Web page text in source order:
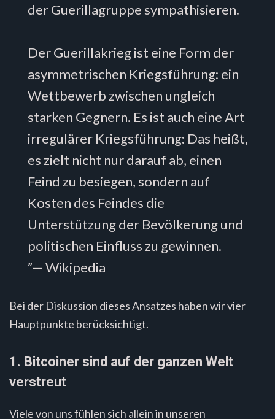
der Guerillagruppe sympathisieren.
Der Guerillakrieg ist eine Form der
asymmetrischen Kriegsführung: ein
Wettbewerb zwischen ungleich
starken Gegnern. Es ist auch eine Art
irregulärer Kriegsführung: Das heißt,
es zielt nicht nur darauf ab, einen
Feind zu besiegen, sondern auf
Kosten des Feindes die
Unterstützung der Bevölkerung und
politischen Einfluss zu gewinnen.
”— Wikipedia
Bei der Diskussion dieses Ansatzes haben wir vier
Hauptpunkte berücksichtigt.
1. Bitcoiner sind auf der ganzen Welt
verstreut
Viele von uns fühlen sich allein in unseren